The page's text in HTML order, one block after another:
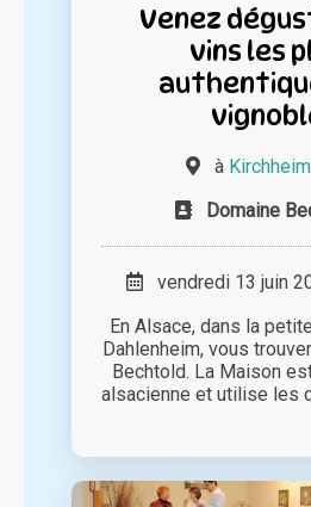
Venez
vins les
à
Domaine
vendredi 13 juin
En Alsace, dans la
Dahlenheim, vous
Bechtold. La Maison
alsacienne et utilise les